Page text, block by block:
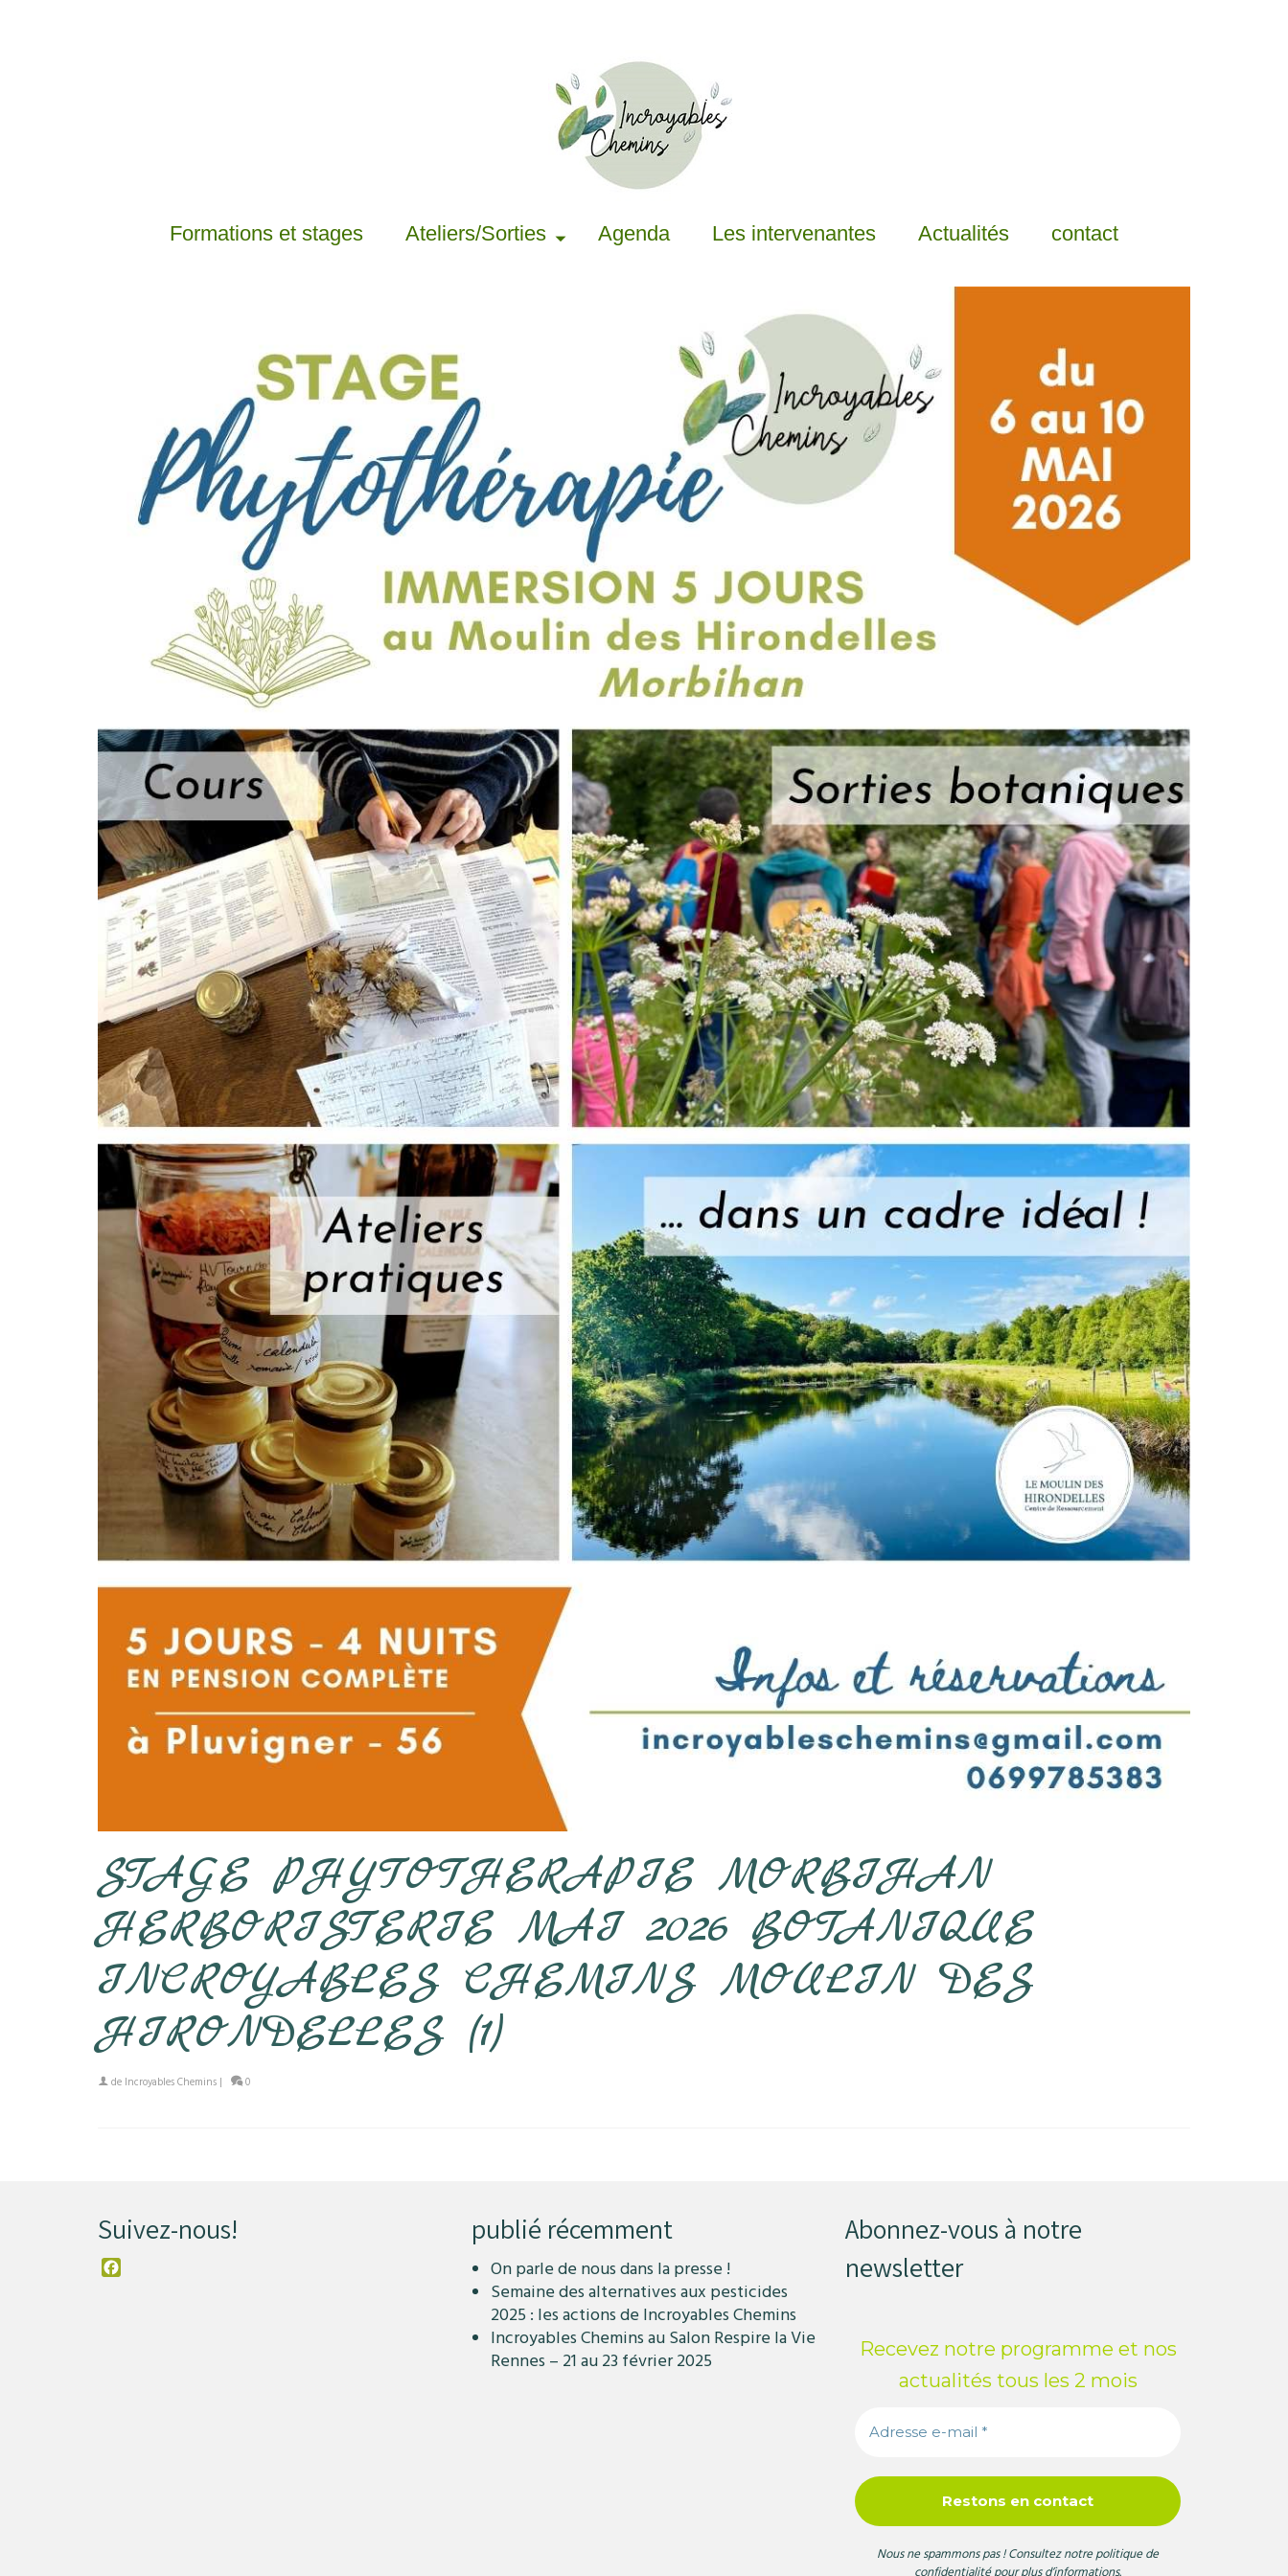
Formations et stages Ateliers/Sorties Agenda Les intervenantes Actualités contact
STAGE PHYTOTHERAPIE MORBIHAN
HERBORISTERIE MAI 2026 BOTANIQUE
INCROYABLES CHEMINS MOULIN DES
HIRONDELLES (1)
de Incroyables Chemins | 0
Et restez informés des
Suivez-nous! publié récemment
On parle de nous dans la presse !
Semaine des alternatives aux pesticides
2025 : les actions de Incroyables Chemins
Incroyables Chemins au Salon Respire la Vie
Rennes – 21 au 23 février 2025
Abonnez-vous à notre
newsletter
Recevez notre programme et nos
actualités tous les 2 mois
Nous ne spammons pas ! Consultez notrepolitique de
confidentialitépour plus d’informations.